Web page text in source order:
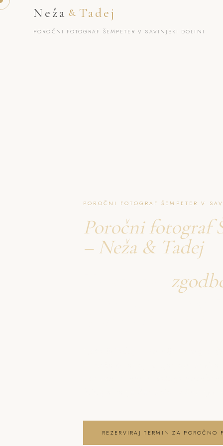
Neža & Tadej
POROČNI FOTOGRAF ŠEMPETER V SAVINJSKI DOLINI
POROČNI FOTOGRAF ŠEMPETER V
Poročni fotograf
– Neža & Tadej
o poročno
REZERVIRAJ TERMIN ZA POROČNO